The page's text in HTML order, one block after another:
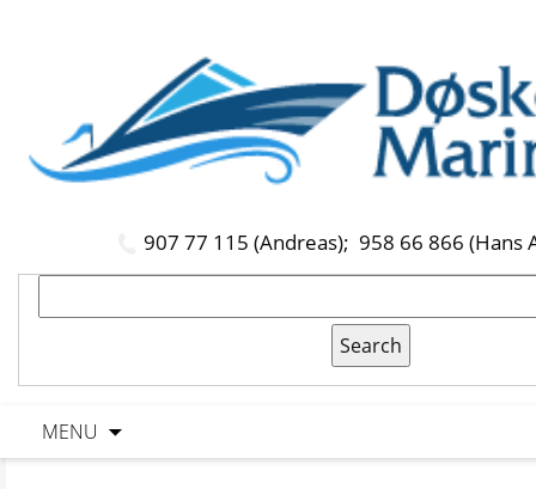
907 77 115 (Andreas); 958 66 866 (Hans
MENU